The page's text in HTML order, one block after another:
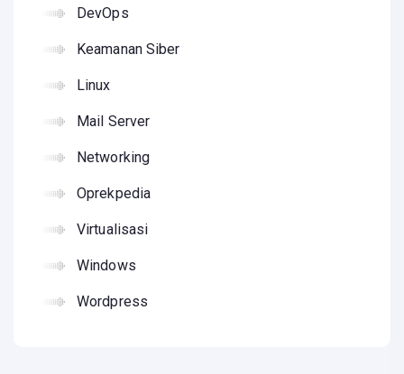
DevOps
Keamanan Siber
Linux
Mail Server
Networking
Oprekpedia
Virtualisasi
Windows
Wordpress